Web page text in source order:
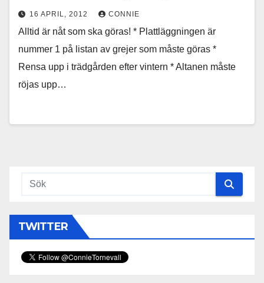
16 APRIL, 2012 CONNIE
Alltid är nåt som ska göras! * Plattläggningen är
nummer 1 på listan av grejer som måste göras *
Rensa upp i trädgården efter vintern * Altanen måste
röjas upp…
TWITTER